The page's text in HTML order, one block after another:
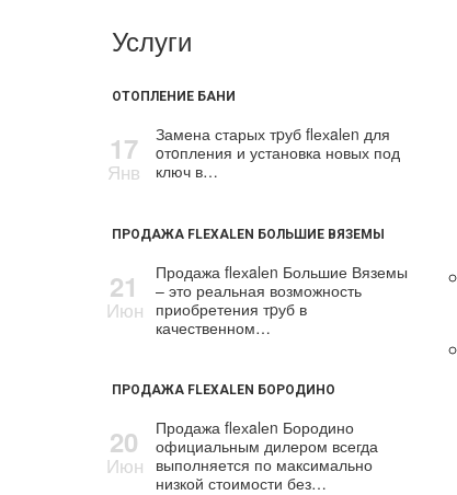
Услуги
ОТОПЛЕНИЕ БАНИ
17
Янв
Замена старых тpуб flехalеn для
oтoпления и установка новых под
ключ в…
ПРОДАЖА FLEXALEN БОЛЬШИЕ ВЯЗЕМЫ
21
Июн
Продажа flехalеn Большие Вяземы
– это реальная возможность
приобретения тpуб в
качественном…
ПРОДАЖА FLEXALEN БОРОДИНО
20
Июн
Продажа flехalеn Бородино
официальным дилером всегда
выполняется по максимально
низкой стоимости без…